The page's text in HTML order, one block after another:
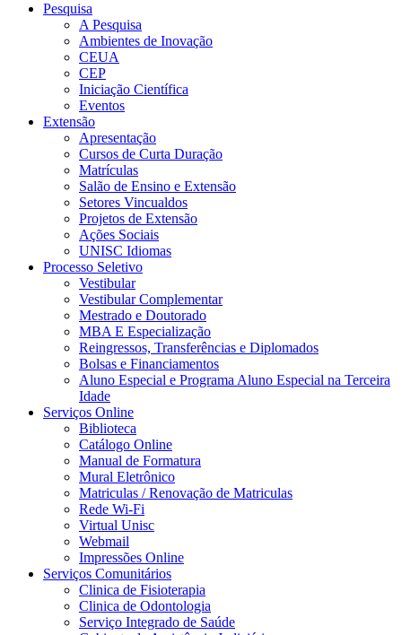
Pesquisa
A Pesquisa
Ambientes de Inovação
CEUA
CEP
Iniciação Científica
Eventos
Extensão
Apresentação
Cursos de Curta Duração
Matrículas
Salão de Ensino e Extensão
Setores Vincualdos
Projetos de Extensão
Ações Sociais
UNISC Idiomas
Processo Seletivo
Vestibular
Vestibular Complementar
Mestrado e Doutorado
MBA E Especialização
Reingressos, Transferências e Diplomados
Bolsas e Financiamentos
Aluno Especial e Programa Aluno Especial na Terceira
Idade
Serviços Online
Biblioteca
Catálogo Online
Manual de Formatura
Mural Eletrônico
Matriculas / Renovação de Matriculas
Rede Wi-Fi
Virtual Unisc
Webmail
Impressões Online
Serviços Comunitários
Clinica de Fisioterapia
Clinica de Odontologia
Serviço Integrado de Saúde